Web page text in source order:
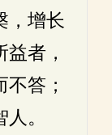
，增长
者，
答；
。